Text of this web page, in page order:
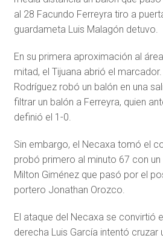
al 28 Facundo Ferreyra tiro a
guardameta Luis Malagón detuvo.
En su primera aproximación al
mitad, el Tijuana abrió el
Rodríguez robó un balón en una
filtrar un balón a Ferreyra, quien
definió el 1-0.
Sin embargo, el Necaxa tomó el
probó primero al minuto 67 con
Milton Giménez que pasó por el
portero Jonathan Orozco.
El ataque del Necaxa se convirtió
derecha Luis García intentó cruzar